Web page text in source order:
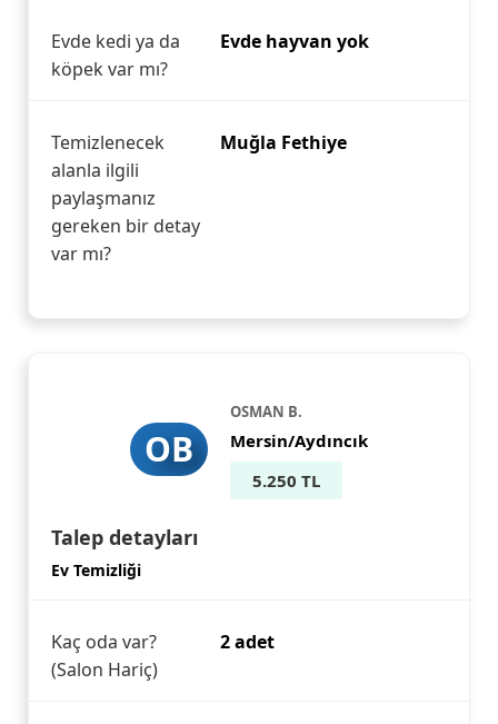
Evde kedi ya da
köpek var mı?
Evde hayvan yok
Temizlenecek
alanla ilgili
paylaşmanız
gereken bir detay
var mı?
Muğla Fethiye
OB
OSMAN B.
Mersin/Aydıncık
5.250 TL
Talep detayları
Ev Temizliği
Kaç oda var?
(Salon Hariç)
2 adet